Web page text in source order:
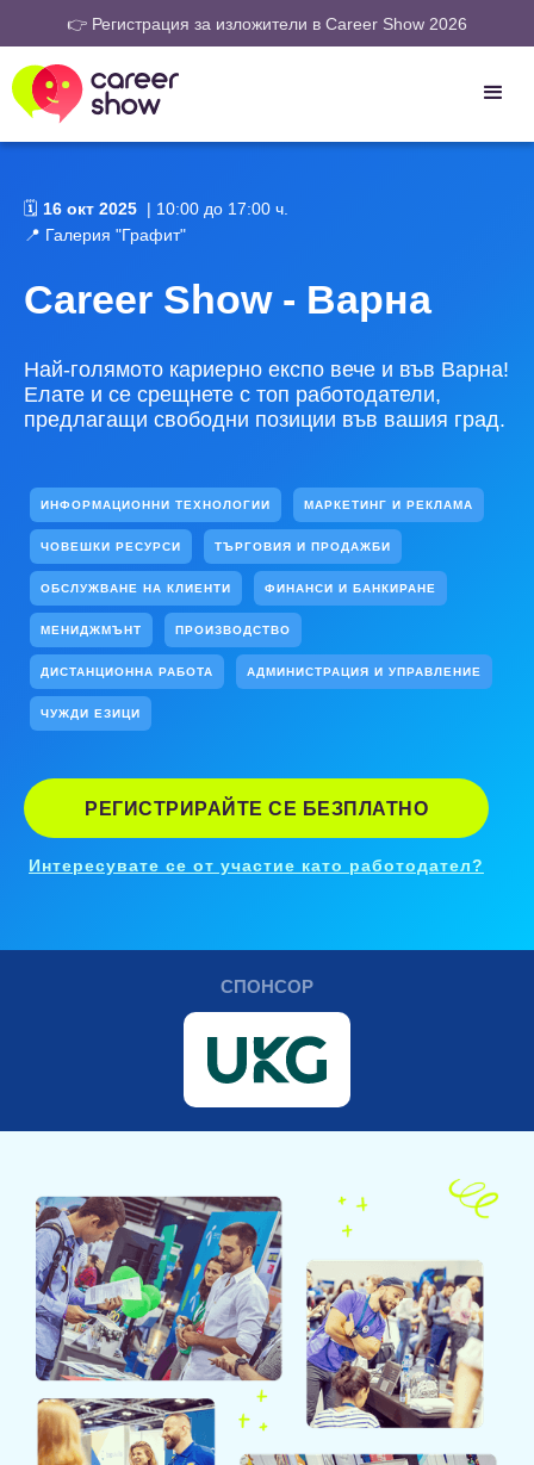
👉 Регистрация за изложители в Career Show 2026
🗓️ 16 окт 2025 | 10:00 до 17:00 ч.
📍 Галерия "Графит"
Career Show - Варна
Най-голямото кариерно експо вече и във Варна!
Елате и се срещнете с топ работодатели,
предлагащи свободни позиции във вашия град.
ИНФОРМАЦИОННИ ТЕХНОЛОГИИ МАРКЕТИНГ И РЕКЛАМА
ЧОВЕШКИ РЕСУРСИ ТЪРГОВИЯ И ПРОДАЖБИ
ОБСЛУЖВАНЕ НА КЛИЕНТИ ФИНАНСИ И БАНКИРАНЕ
МЕНИДЖМЪНТ ПРОИЗВОДСТВО
ДИСТАНЦИОННА РАБОТА АДМИНИСТРАЦИЯ И УПРАВЛЕНИЕ
ЧУЖДИ ЕЗИЦИ
РЕГИСТРИРАЙТЕ СЕ БЕЗПЛАТНО
Интересувате се от участие като работодател?
СПОНСОР